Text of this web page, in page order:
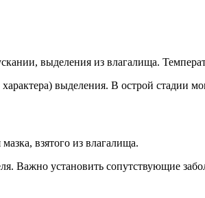
выделения из влагалища.
выделения. В острой стадии
взятого из влагалища.
Важно установить сопутствующие